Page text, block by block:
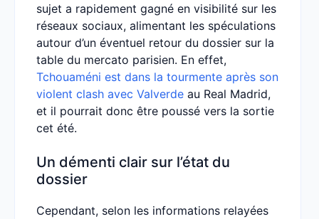
sujet a rapidement gagné en visibilité sur les
réseaux sociaux, alimentant les spéculations
autour d’un éventuel retour du dossier sur la
table du mercato parisien. En effet,
Tchouaméni est dans la tourmente après son
violent clash avec Valverde au Real Madrid,
et il pourrait donc être poussé vers la sortie
cet été.
Un démenti clair sur l’état du
dossier
Cependant, selon les informations relayées